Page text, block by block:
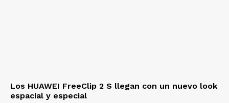
Los HUAWEI FreeClip 2 S llegan con un nuevo look
espacial y especial